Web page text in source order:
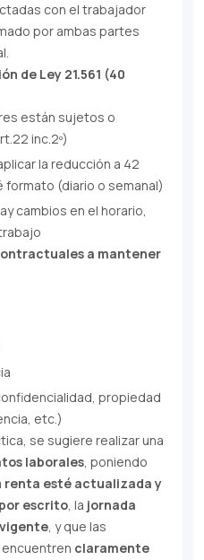
con el trabajador
por ambas partes
de Ley 21.561 (40
están sujetos o
inc.2º)
la reducción a 42
formato (diario o semanal)
cambios en el horario,
a mantener
propiedad
etc.)
se sugiere realizar una
laborales, poniendo
renta esté actualizada y
escrito, la jornada
, y que las
claramente